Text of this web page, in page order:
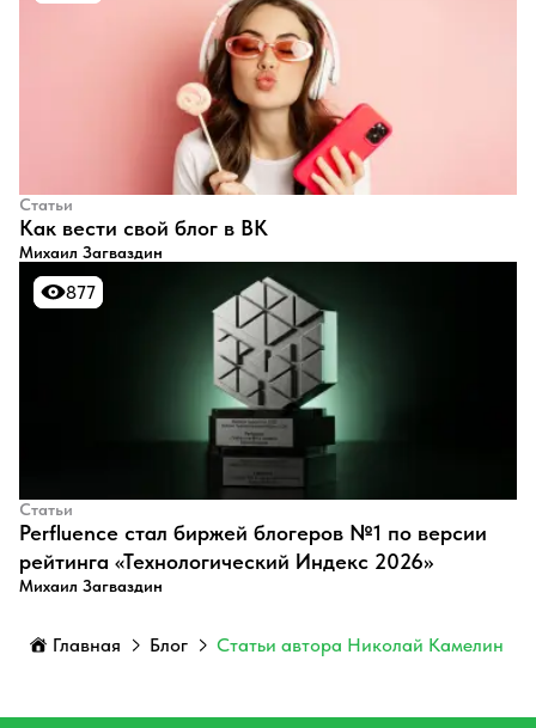
Статьи
​Как вести свой блог в ВК
Михаил Загваздин
877
877
Статьи
Perfluence стал биржей блогеров №1 по версии
рейтинга «Технологический Индекс 2026»
Михаил Загваздин
Главная Блог Статьи автора Николай Камелин